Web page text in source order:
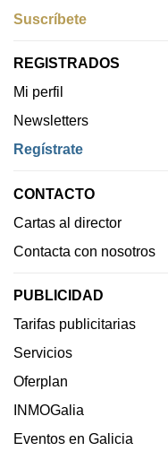
Suscríbete
REGISTRADOS
Mi perfil
Newsletters
Regístrate
CONTACTO
Cartas al director
Contacta con nosotros
PUBLICIDAD
Tarifas publicitarias
Servicios
Oferplan
INMOGalia
Eventos en Galicia